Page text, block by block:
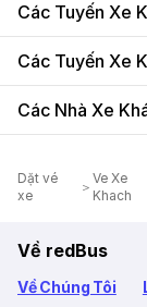
Các Tuyến Xe
Các Tuyến Xe
Các Nhà Xe
Dặt vé
xe
Ve Xe
Khach
Về redBus
Về Chúng Tôi